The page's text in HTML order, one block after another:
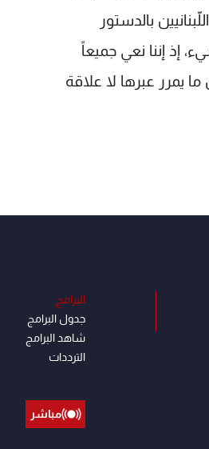
بالدستور
إذ إننا نعي جميعاً
يمرر عبرها لا علاقة
البرامج
جدول البرامج
شاهد البرامج
الترددات
مباشر